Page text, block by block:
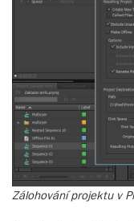
Zálohování projektu v